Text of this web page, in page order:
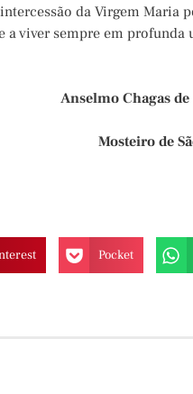
da Virgem Maria
a viver sempre em profunda
Anselmo Chagas de
Mosteiro de
Pocket